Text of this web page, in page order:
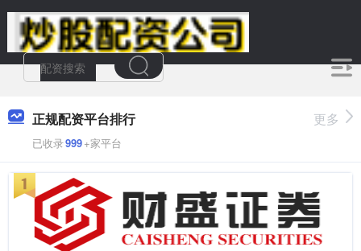
正规配资平台排行
已收录999+家平台
更多